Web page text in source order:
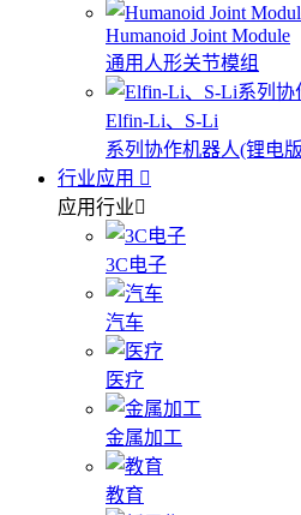
Humanoid Joint Module
通用人形关节模组
Elfin-Li、S-Li
系列协作机器人(锂电
行业应用
应用行业
3C电子
汽车
医疗
金属加工
教育